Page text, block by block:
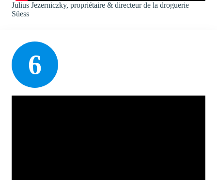
Julius Jezerniczky, propriétaire & directeur de la droguerie
Süess
6